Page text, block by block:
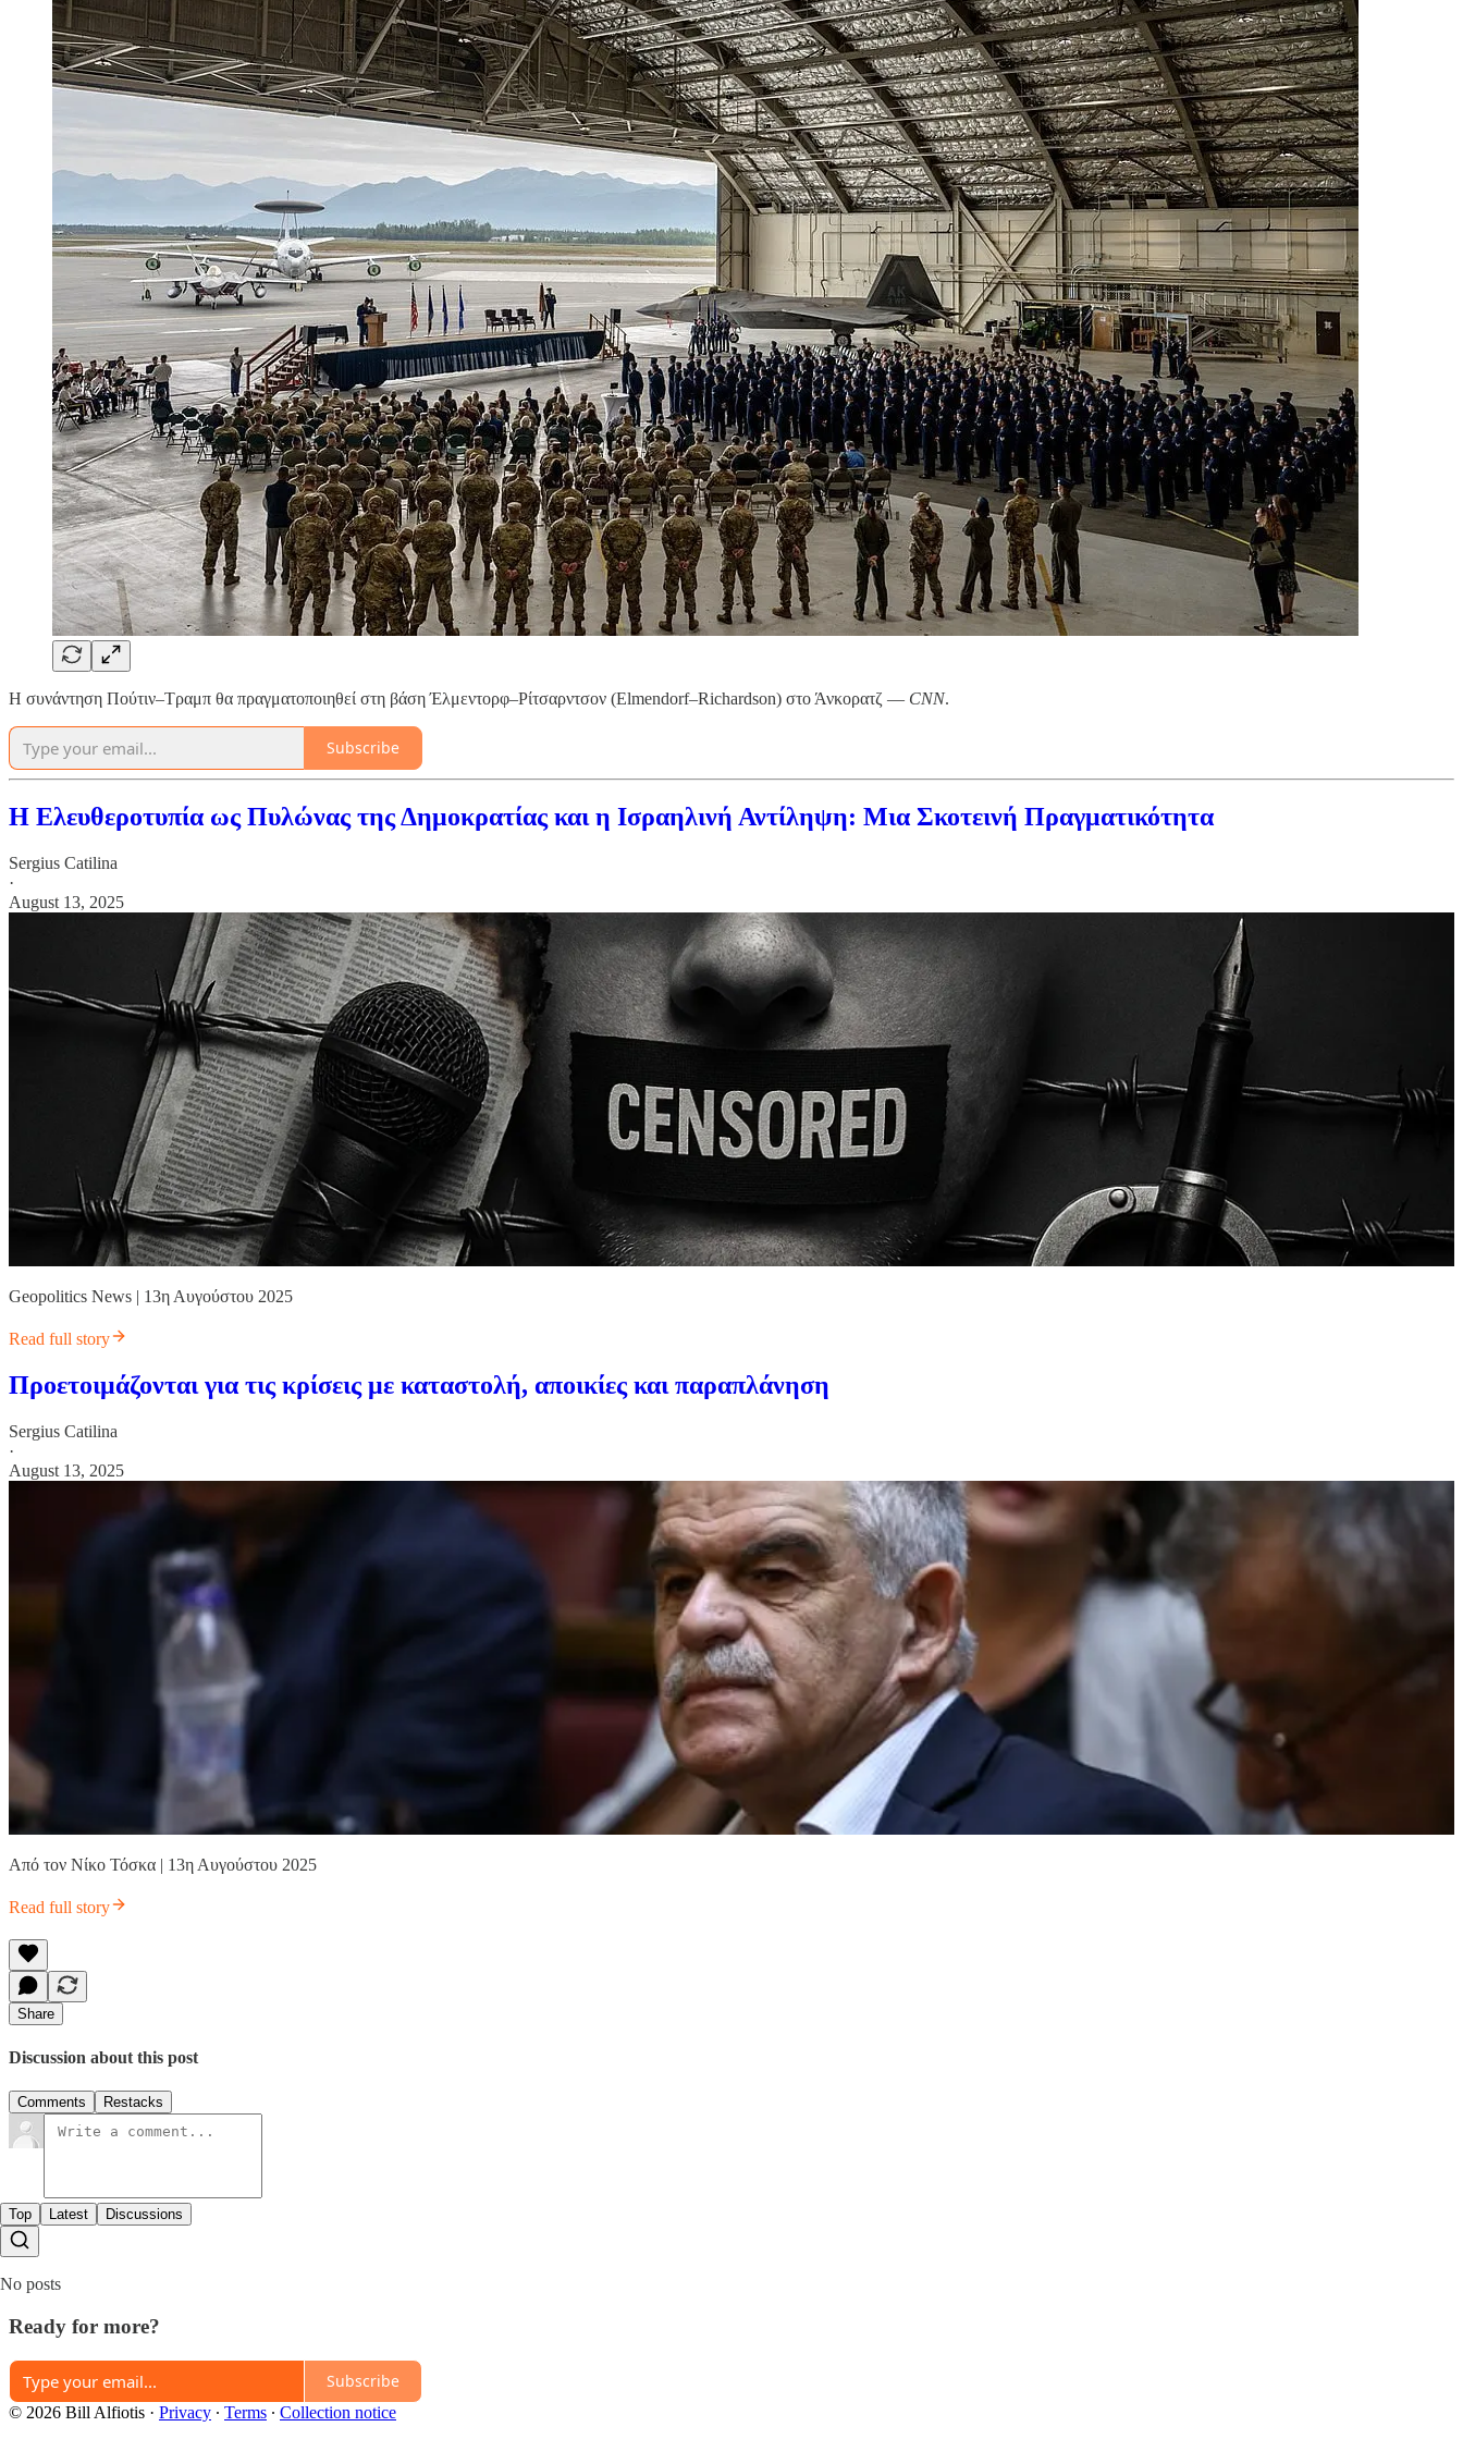
Η συνάντηση Πούτιν–Τραμπ θα πραγματοποιηθεί στη βάση Έλμεντορφ–Ρίτσαρντσον (Elmendorf–Richardson) στο Άνκορατζ — CNN.
Subscribe
Η Ελευθεροτυπία ως Πυλώνας της Δημοκρατίας και η Ισραηλινή Αντίληψη: Μια Σκοτεινή Πραγματικότητα
Sergius Catilina
·
August 13, 2025
Geopolitics News | 13η Αυγούστου 2025
Read full story
Προετοιμάζονται για τις κρίσεις με καταστολή, αποικίες και παραπλάνηση
Sergius Catilina
·
August 13, 2025
Από τον Νίκο Τόσκα | 13η Αυγούστου 2025
Read full story
Share
Discussion about this post
Comments Restacks
Top Latest Discussions
No posts
Ready for more?
Subscribe
© 2026 Bill Alfiotis · Privacy ∙ Terms ∙ Collection notice